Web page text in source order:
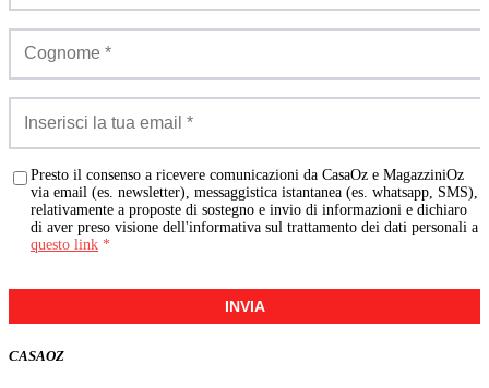
Presto il consenso a ricevere comunicazioni da CasaOz e MagazziniOz
via email (es. newsletter), messaggistica istantanea (es. whatsapp, SMS),
relativamente a proposte di sostegno e invio di informazioni e dichiaro
di aver preso visione dell'informativa sul trattamento dei dati personali a
questo link *
INVIA
CASAOZ